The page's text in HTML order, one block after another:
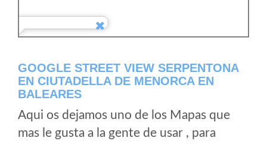
GOOGLE STREET VIEW SERPENTONA
EN CIUTADELLA DE MENORCA EN
BALEARES
Aqui os dejamos uno de los Mapas que
mas le gusta a la gente de usar , para